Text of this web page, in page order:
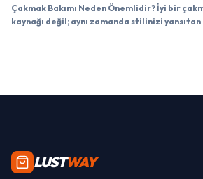
Çakmak Bakımı Neden Önemlidir? İyi bir
kaynağı değil; aynı zamanda stilinizi
LUSTWAY